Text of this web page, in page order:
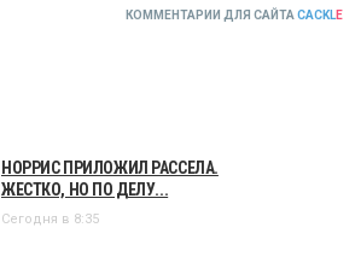
КОММЕНТАРИИ ДЛЯ САЙТА CACKLE
НОРРИС ПРИЛОЖИЛ РАССЕЛА.
ЖЕСТКО, НО ПО ДЕЛУ...
Сегодня в 8:35